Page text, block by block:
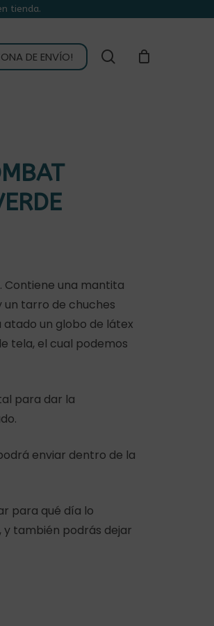
tienda.
DE ENVÍO! buscar
Contiene una mantita
un tarro de chuches
un globo de látex
tela, el cual podemos
para dar la
enviar dentro de la
para qué día lo
y también podrás dejar